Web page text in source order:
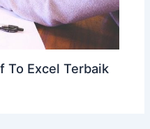
To Excel Terbaik